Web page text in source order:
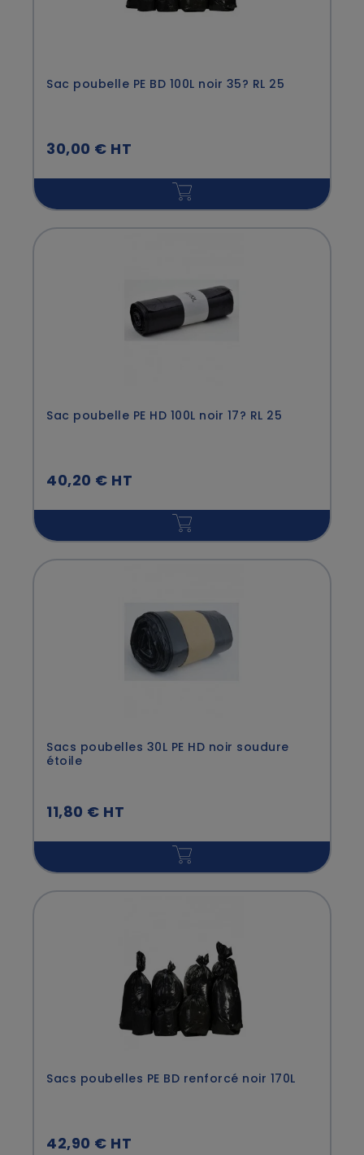
Sac poubelle PE BD 100L noir 35? RL 25
30,00 € HT
Sac poubelle PE HD 100L noir 17? RL 25
40,20 € HT
Sacs poubelles 30L PE HD noir soudure
étoile
11,80 € HT
Sacs poubelles PE BD renforcé noir 170L
42,90 € HT